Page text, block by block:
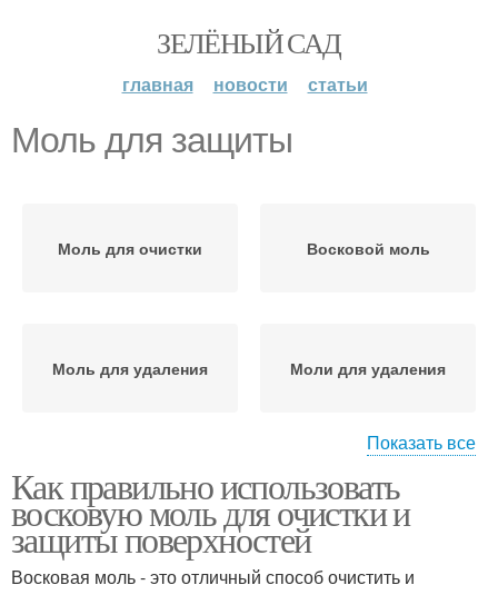
ЗЕЛЁНЫЙ САД
главная новости статьи
Моль для защиты
Моль для очистки Восковой моль
Моль для удаления Моли для удаления
использованием
Моли по сравнению
Показать все
Как правильно использовать
восковую моль для очистки и
защиты поверхностей
Восковая моль - это отличный способ очистить и